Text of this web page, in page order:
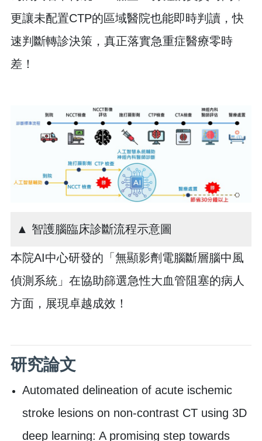
更讓未配置CTP的區域醫院也能即時判讀，快
速判斷轉診決策，真正落實急重症醫療零時
差！
▲ 智護腦臨床診斷流程示意圖
本院AI中心研發的「無顯影劑電腦斷層腦中風
偵測系統」在協助篩選急性大血管阻塞的病人
方面，展現卓越成效！
研究論文
Automated delineation of acute ischemic
stroke lesions on non-contrast CT using 3D
deep learning: A promising step towards